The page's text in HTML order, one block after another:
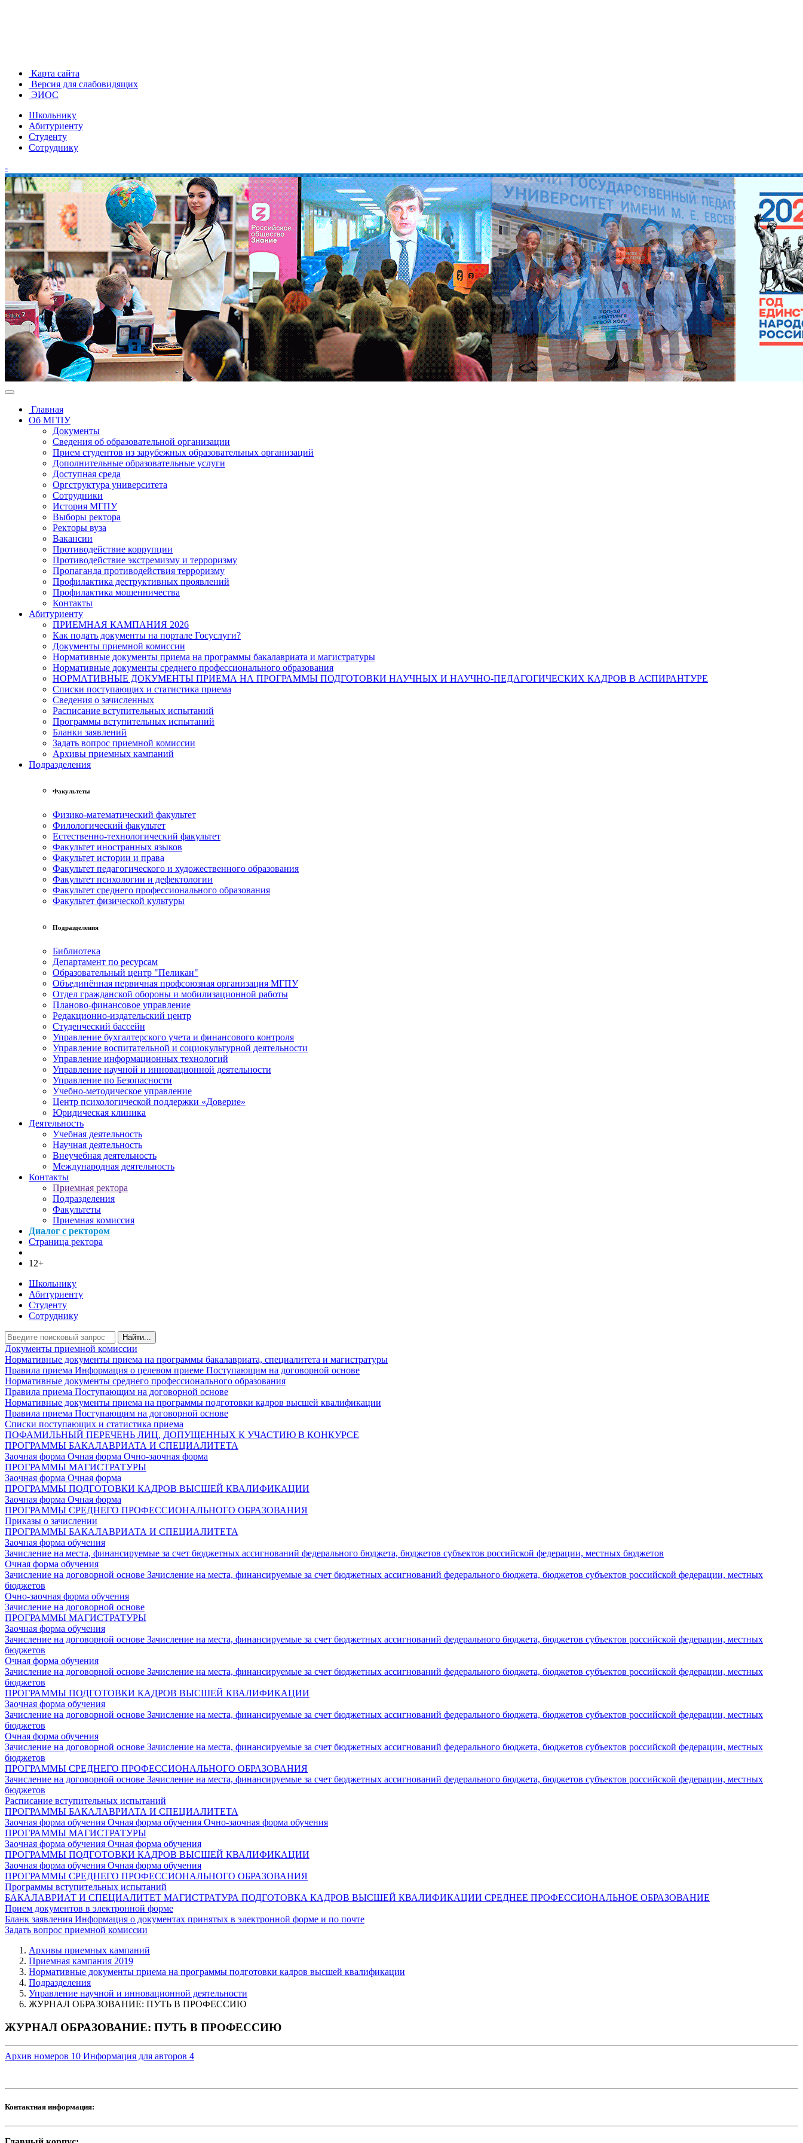
Карта сайта
Версия для слабовидящих
ЭИОС
Школьнику
Абитуриенту
Студенту
Сотруднику
-
Главная
Об МГПУ
Документы
Сведения об образовательной организации
Прием студентов из зарубежных образовательных организаций
Дополнительные образовательные услуги
Доступная среда
Оргструктура университета
Сотрудники
История МГПУ
Выборы ректора
Ректоры вуза
Вакансии
Противодействие коррупции
Противодействие экстремизму и терроризму
Пропаганда противодействия терроризму
Профилактика деструктивных проявлений
Профилактика мошенничества
Контакты
Абитуриенту
ПРИЕМНАЯ КАМПАНИЯ 2026
Как подать документы на портале Госуслуги?
Документы приемной комиссии
Нормативные документы приема на программы бакалавриата и магистратуры
Нормативные документы среднего профессионального образования
НОРМАТИВНЫЕ ДОКУМЕНТЫ ПРИЕМА НА ПРОГРАММЫ ПОДГОТОВКИ НАУЧНЫХ И НАУЧНО-ПЕДАГОГИЧЕСКИХ КАДРОВ В АСПИРАНТУРЕ
Списки поступающих и статистика приема
Сведения о зачисленных
Расписание вступительных испытаний
Программы вступительных испытаний
Бланки заявлений
Задать вопрос приемной комиссии
Архивы приемных кампаний
Подразделения
Факультеты
Физико-математический факультет
Филологический факультет
Естественно-технологический факультет
Факультет иностранных языков
Факультет истории и права
Факультет педагогического и художественного образования
Факультет психологии и дефектологии
Факультет среднего профессионального образования
Факультет физической культуры
Подразделения
Библиотека
Департамент по ресурсам
Образовательный центр "Пеликан"
Объединённая первичная профсоюзная организация МГПУ
Отдел гражданской обороны и мобилизационной работы
Планово-финансовое управление
Редакционно-издательский центр
Студенческий бассейн
Управление бухгалтерского учета и финансового контроля
Управление воспитательной и социокультурной деятельности
Управление информационных технологий
Управление научной и инновационной деятельности
Управление по Безопасности
Учебно-методическое управление
Центр психологической поддержки «Доверие»
Юридическая клиника
Деятельность
Учебная деятельность
Научная деятельность
Внеучебная деятельность
Международная деятельность
Контакты
Приемная ректора
Подразделения
Факультеты
Приемная комиссия
Диалог с ректором
Страница ректора
12+
Школьнику
Абитуриенту
Студенту
Сотруднику
Найти...
Документы приемной комиссии
Нормативные документы приема на программы бакалавриата, специалитета и магистратуры
Правила приема Информация о целевом приеме Поступающим на договорной основе
Нормативные документы среднего профессионального образования
Правила приема Поступающим на договорной основе
Нормативные документы приема на программы подготовки кадров высшей квалификации
Правила приема Поступающим на договорной основе
Списки поступающих и статистика приема
ПОФАМИЛЬНЫЙ ПЕРЕЧЕНЬ ЛИЦ, ДОПУЩЕННЫХ К УЧАСТИЮ В КОНКУРСЕ
ПРОГРАММЫ БАКАЛАВРИАТА И СПЕЦИАЛИТЕТА
Заочная форма Очная форма Очно-заочная форма
ПРОГРАММЫ МАГИСТРАТУРЫ
Заочная форма Очная форма
ПРОГРАММЫ ПОДГОТОВКИ КАДРОВ ВЫСШЕЙ КВАЛИФИКАЦИИ
Заочная форма Очная форма
ПРОГРАММЫ СРЕДНЕГО ПРОФЕССИОНАЛЬНОГО ОБРАЗОВАНИЯ
Приказы о зачислении
ПРОГРАММЫ БАКАЛАВРИАТА И СПЕЦИАЛИТЕТА
Заочная форма обучения
Зачисление на места, финансируемые за счет бюджетных ассигнований федерального бюджета, бюджетов субъектов российской федерации, местных бюджетов
Очная форма обучения
Зачисление на договорной основе Зачисление на места, финансируемые за счет бюджетных ассигнований федерального бюджета, бюджетов субъектов российской федерации, местных
бюджетов
Очно-заочная форма обучения
Зачисление на договорной основе
ПРОГРАММЫ МАГИСТРАТУРЫ
Заочная форма обучения
Зачисление на договорной основе Зачисление на места, финансируемые за счет бюджетных ассигнований федерального бюджета, бюджетов субъектов российской федерации, местных
бюджетов
Очная форма обучения
Зачисление на договорной основе Зачисление на места, финансируемые за счет бюджетных ассигнований федерального бюджета, бюджетов субъектов российской федерации, местных
бюджетов
ПРОГРАММЫ ПОДГОТОВКИ КАДРОВ ВЫСШЕЙ КВАЛИФИКАЦИИ
Заочная форма обучения
Зачисление на договорной основе Зачисление на места, финансируемые за счет бюджетных ассигнований федерального бюджета, бюджетов субъектов российской федерации, местных
бюджетов
Очная форма обучения
Зачисление на договорной основе Зачисление на места, финансируемые за счет бюджетных ассигнований федерального бюджета, бюджетов субъектов российской федерации, местных
бюджетов
ПРОГРАММЫ СРЕДНЕГО ПРОФЕССИОНАЛЬНОГО ОБРАЗОВАНИЯ
Зачисление на договорной основе Зачисление на места, финансируемые за счет бюджетных ассигнований федерального бюджета, бюджетов субъектов российской федерации, местных
бюджетов
Расписание вступительных испытаний
ПРОГРАММЫ БАКАЛАВРИАТА И СПЕЦИАЛИТЕТА
Заочная форма обучения Очная форма обучения Очно-заочная форма обучения
ПРОГРАММЫ МАГИСТРАТУРЫ
Заочная форма обучения Очная форма обучения
ПРОГРАММЫ ПОДГОТОВКИ КАДРОВ ВЫСШЕЙ КВАЛИФИКАЦИИ
Заочная форма обучения Очная форма обучения
ПРОГРАММЫ СРЕДНЕГО ПРОФЕССИОНАЛЬНОГО ОБРАЗОВАНИЯ
Программы вступительных испытаний
БАКАЛАВРИАТ И СПЕЦИАЛИТЕТ МАГИСТРАТУРА ПОДГОТОВКА КАДРОВ ВЫСШЕЙ КВАЛИФИКАЦИИ СРЕДНЕЕ ПРОФЕССИОНАЛЬНОЕ ОБРАЗОВАНИЕ
Прием документов в электронной форме
Бланк заявления Информация о документах принятых в электронной форме и по почте
Задать вопрос приемной комиссии
Архивы приемных кампаний
Приемная кампания 2019
Нормативные документы приема на программы подготовки кадров высшей квалификации
Подразделения
Управление научной и инновационной деятельности
ЖУРНАЛ ОБРАЗОВАНИЕ: ПУТЬ В ПРОФЕССИЮ
ЖУРНАЛ ОБРАЗОВАНИЕ: ПУТЬ В ПРОФЕССИЮ
Архив номеров 10 Информация для авторов 4
Контактная информация: